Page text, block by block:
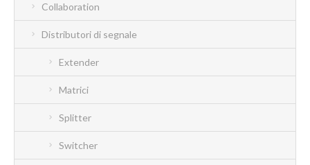
Collaboration
Distributori di segnale
Extender
Matrici
Splitter
Switcher